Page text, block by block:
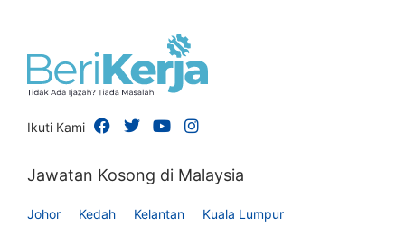
Ikuti Kami
Jawatan Kosong di Malaysia
Johor Kedah Kelantan Kuala Lumpur